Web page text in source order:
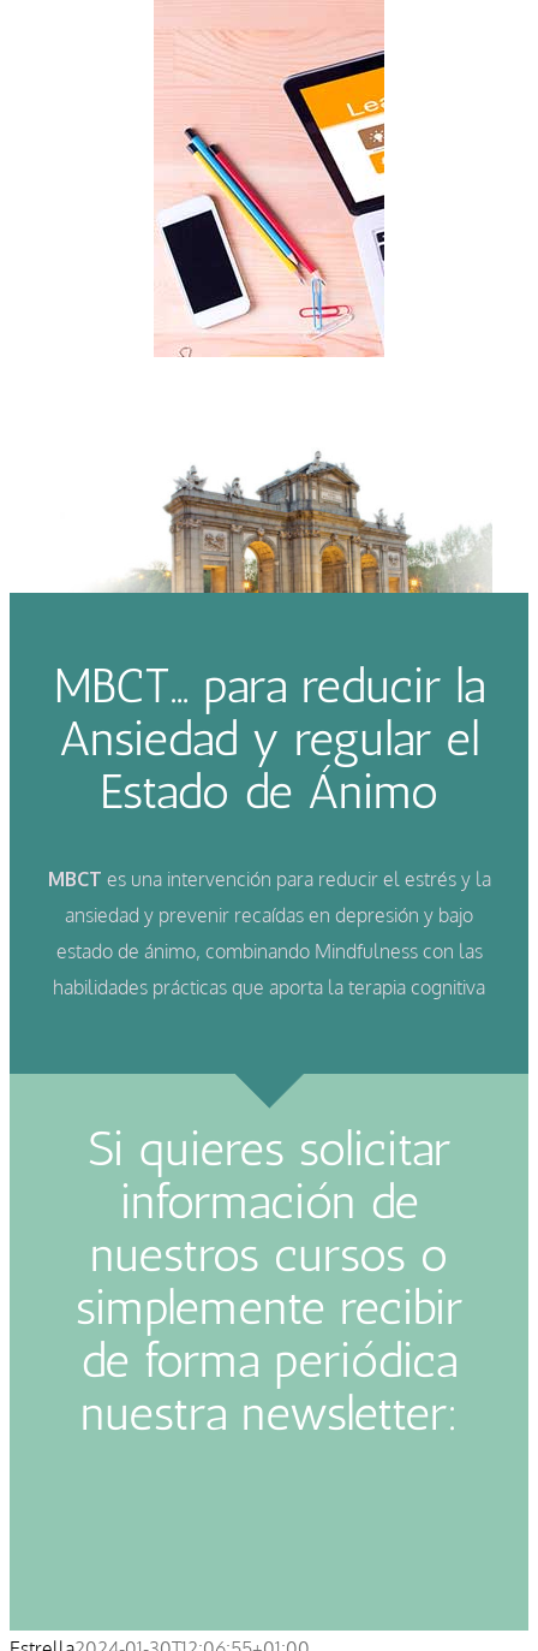
MBCT… para reducir la
Ansiedad y regular el
Estado de Ánimo
MBCT es una intervención para reducir el estrés y la
ansiedad y prevenir recaídas en depresión y bajo
estado de ánimo, combinando Mindfulness con las
habilidades prácticas que aporta la terapia cognitiva
Si quieres solicitar
información de
nuestros cursos o
simplemente recibir
de forma periódica
nuestra newsletter: